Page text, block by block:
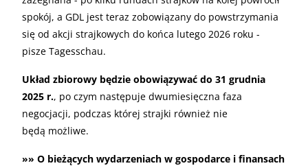
spokój, a GDL jest teraz zobowiązany do powstrzymania
się od akcji strajkowych do końca lutego 2026 roku -
pisze Tagesschau.
Układ zbiorowy będzie obowiązywać do 31 grudnia
2025 r., po czym następuje dwumiesięczna faza
negocjacji, podczas której strajki również nie
będą możliwe.
»» O bieżących wydarzeniach w gospodarce i finansach